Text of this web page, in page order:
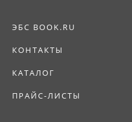
ЭБС BOOK.RU
КОНТАКТЫ
КАТАЛОГ
ПРАЙС-ЛИСТЫ